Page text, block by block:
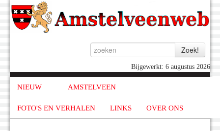
Bijgewerkt: 6 augustus 2026
NIEUW AMSTELVEEN
FOTO'S EN VERHALEN LINKS OVER ONS